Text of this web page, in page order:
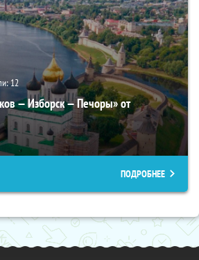
12
— Изборск — Печоры» от
ПОДРОБНЕЕ